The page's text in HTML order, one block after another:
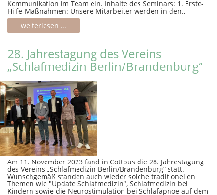
Kommunikation im Team ein. Inhalte des Seminars: 1. Erste-
Hilfe-Maßnahmen: Unsere Mitarbeiter werden in den…
weiterlesen ...
28. Jahrestagung des Vereins
„Schlafmedizin Berlin/Brandenburg“
Am 11. November 2023 fand in Cottbus die 28. Jahrestagung
des Vereins „Schlafmedizin Berlin/Brandenburg“ statt.
Wunschgemäß standen auch wieder solche traditionellen
Themen wie "Update Schlafmedizin", Schlafmedizin bei
Kindern sowie die Neurostimulation bei Schlafapnoe auf dem